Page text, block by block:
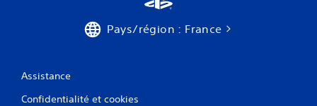
Pays/région : France
Assistance
Confidentialité et cookies